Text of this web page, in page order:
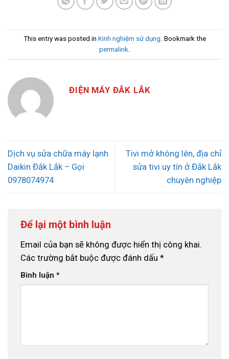
This entry was posted in Kinh nghiệm sử dụng. Bookmark the
permalink.
ĐIỆN MÁY ĐẮK LẮK
Dịch vụ sửa chữa máy lạnh
Daikin Đắk Lắk – Gọi
0978074974
Tivi mở không lên, địa chỉ
sửa tivi uy tín ở Đắk Lắk
chuyên nghiệp
Để lại một bình luận
Email của bạn sẽ không được hiển thị công khai.
Các trường bắt buộc được đánh dấu *
Bình luận *